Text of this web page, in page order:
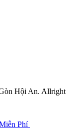
Hội An. Allright
Phí